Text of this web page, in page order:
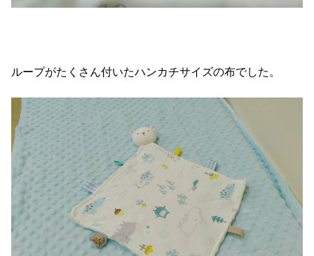
ループがたくさん付いたハンカチサイズの布でした。